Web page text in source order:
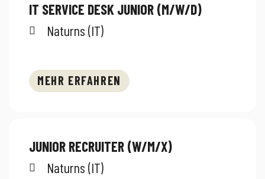
IT SERVICE DESK JUNIOR (M/W/D)
Naturns (IT)
MEHR ERFAHREN
JUNIOR RECRUITER (W/M/X)
Naturns (IT)